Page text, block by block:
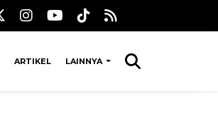
ARTIKEL LAINNYA